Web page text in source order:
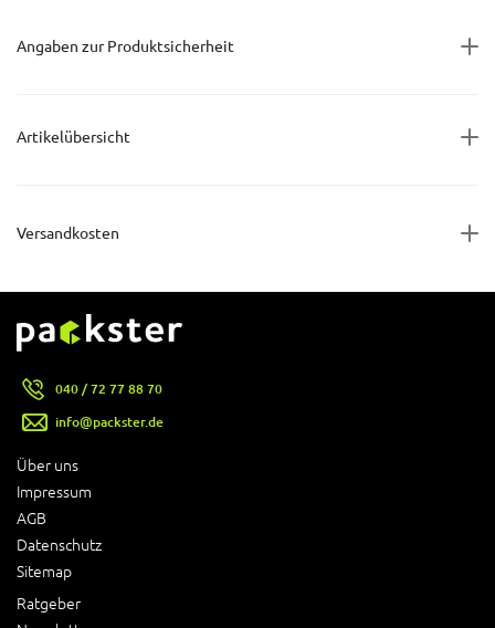
Angaben zur Produktsicherheit
Artikelübersicht
Versandkosten
Über uns
Impressum
AGB
Datenschutz
Sitemap
Ratgeber
040 / 72 77 88 70
info@packster.de